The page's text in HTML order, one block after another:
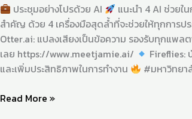
ประชุมอย่างโปรด้วย AI
แนะนำ 4 AI ช่วย
สำคัญ ด้วย 4 เครื่องมือสุดล้ำที่จะช่วยให้ทุกการป
Otter.ai: แปลงเสียงเป็นข้อความ รองรับทุกแพ
เลย https://www.meetjamie.ai/
Fireflies:
และเพิ่มประสิทธิภาพในการทำงาน
#มหาวิทยา
Read More »